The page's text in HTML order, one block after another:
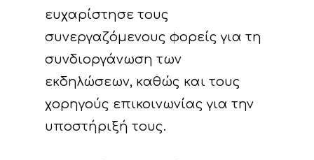
ευχαρίστησε τους
συνεργαζόμενους φορείς για τη
συνδιοργάνωση των
εκδηλώσεων, καθώς και τους
χορηγούς επικοινωνίας για την
υποστήριξή τους.